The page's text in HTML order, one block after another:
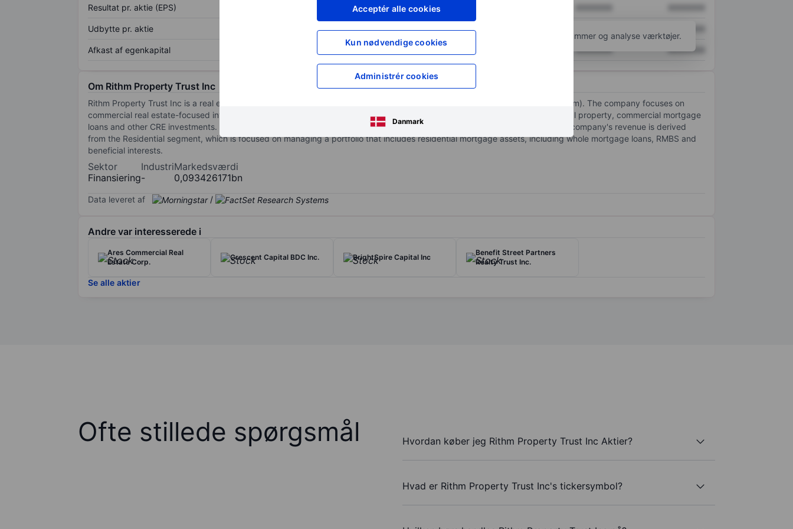
Acceptér alle cookies
Kun nødvendige cookies
Administrér cookies
Danmark
Resultat pr. aktie (EPS) XXXXXXX
Udbytte pr. aktie XXXXXXX
Afkast af egenkapital XXXXXXX XXXXXXX XXXXXXX
for at få adgang til flere diagrammer og analyse værktøjer.
Om Rithm Property Trust Inc
Rithm Property Trust Inc is a real estate investment trust (REIT) externally managed by an affiliate of Rithm Capital Corp. (Rithm). The company focuses on
commercial real estate-focused investment, including originating, acquiring and managing portfolios of CMBS, commercial real property, commercial mortgage
loans and other CRE investments. It has two reportable operating segments: Residential and Commercial. The majority of the company's revenue is derived
from the Residential segment, which is focused on managing a portfolio that includes residential mortgage assets, including whole mortgage loans, RMBS and
beneficial interests.
Sektor
Finansiering
Industri
-
Markedsværdi
0,093426171bn
Data leveret af /
Andre var interesserede i
Ares Commercial Real
Estate Corp.
Crescent Capital BDC Inc. BrightSpire Capital Inc
Benefit Street Partners
Realty Trust Inc.
Se alle aktier
Ofte stillede spørgsmål Hvordan køber jeg Rithm Property Trust Inc Aktier?
Hvad er Rithm Property Trust Inc's tickersymbol?